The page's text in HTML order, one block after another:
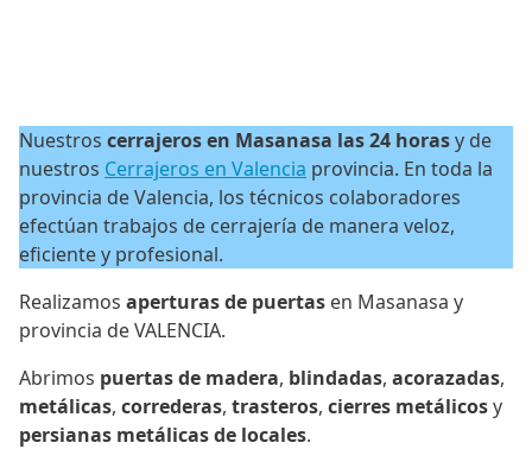
Nuestros cerrajeros en Masanasa las 24 horasy de
nuestros Cerrajeros en Valencia provincia. En toda la
provincia de Valencia, los técnicos colaboradores
efectúan trabajos de cerrajería de manera veloz,
eficiente y profesional.
Realizamos aperturas de puertas en Masanasa y
provincia de VALENCIA.
Abrimos puertas de madera, blindadas, acorazadas,
metálicas, correderas, trasteros, cierres metálicosy
persianas metálicas de locales.